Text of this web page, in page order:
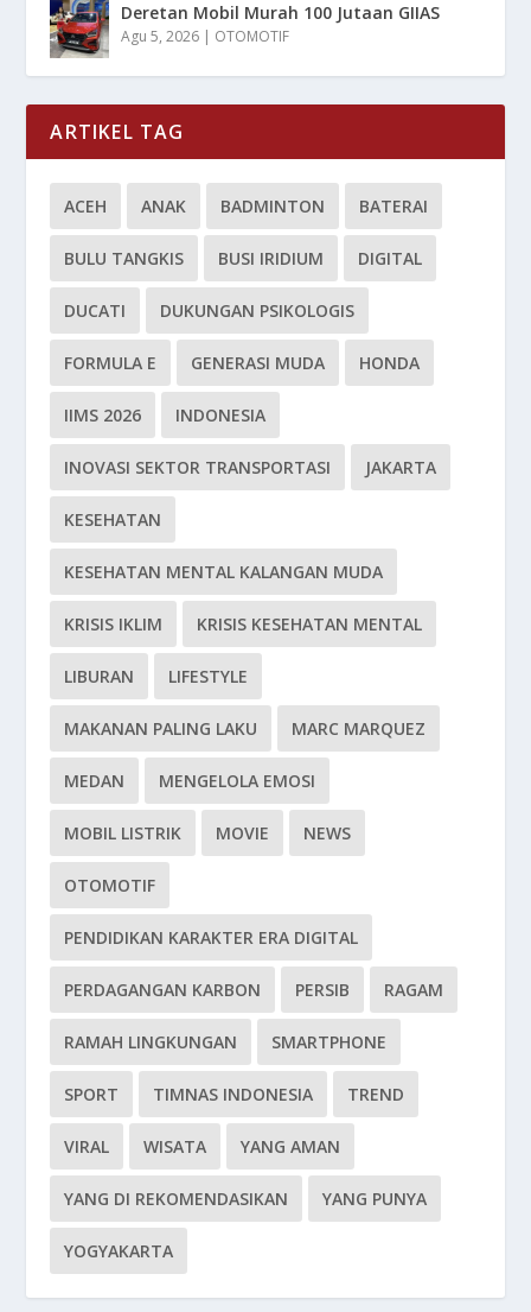
Deretan Mobil Murah 100 Jutaan GIIAS
Agu 5, 2026 | OTOMOTIF
ARTIKEL TAG
ACEH ANAK BADMINTON BATERAI
BULU TANGKIS BUSI IRIDIUM DIGITAL
DUCATI DUKUNGAN PSIKOLOGIS
FORMULA E GENERASI MUDA HONDA
IIMS 2026 INDONESIA
INOVASI SEKTOR TRANSPORTASI JAKARTA
KESEHATAN
KESEHATAN MENTAL KALANGAN MUDA
KRISIS IKLIM KRISIS KESEHATAN MENTAL
LIBURAN LIFESTYLE
MAKANAN PALING LAKU MARC MARQUEZ
MEDAN MENGELOLA EMOSI
MOBIL LISTRIK MOVIE NEWS
OTOMOTIF
PENDIDIKAN KARAKTER ERA DIGITAL
PERDAGANGAN KARBON PERSIB RAGAM
RAMAH LINGKUNGAN SMARTPHONE
SPORT TIMNAS INDONESIA TREND
VIRAL WISATA YANG AMAN
YANG DI REKOMENDASIKAN YANG PUNYA
YOGYAKARTA